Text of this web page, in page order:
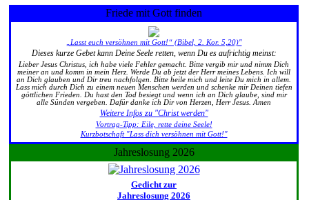
Friede mit Gott finden
„Lasst euch versöhnen mit Gott!“ (Bibel, 2. Kor. 5,20)"
Dieses kurze Gebet kann Deine Seele retten, wenn Du es aufrichtig meinst:
Lieber Jesus Christus, ich habe viele Fehler gemacht. Bitte vergib mir und nimm Dich
meiner an und komm in mein Herz. Werde Du ab jetzt der Herr meines Lebens. Ich will
an Dich glauben und Dir treu nachfolgen. Bitte heile mich und leite Du mich in allem.
Lass mich durch Dich zu einem neuen Menschen werden und schenke mir Deinen tiefen
göttlichen Frieden. Du hast den Tod besiegt und wenn ich an Dich glaube, sind mir
alle Sünden vergeben. Dafür danke ich Dir von Herzen, Herr Jesus. Amen
Weitere Infos zu "Christ werden"
Vortrag-Tipp: Eile, rette deine Seele!
Kurzbotschaft "Lass dich versöhnen mit Gott!"
Jahreslosung 2026
Gedicht zur
Jahreslosung 2026